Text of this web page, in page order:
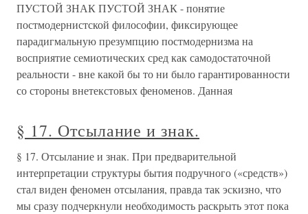
ПУСТОЙ ЗНАК ПУСТОЙ ЗНАК - понятие
постмодернистской философии, фиксирующее
парадигмальную презумпцию постмодернизма на
восприятие семиотических сред как самодостаточной
реальности - вне какой бы то ни было гарантированности
со стороны внетекстовых феноменов. Данная
§ 17. Отсылание и знак.
§ 17. Отсылание и знак. При предварительной
интерпретации структуры бытия подручного («средств»)
стал виден феномен отсылания, правда так эскизно, что
мы сразу подчеркнули необходимость раскрыть этот пока